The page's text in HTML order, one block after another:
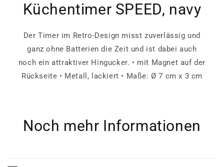
Küchentimer SPEED, navy
Der Timer im Retro-Design misst zuverlässig und
ganz ohne Batterien die Zeit und ist dabei auch
noch ein attraktiver Hingucker. • mit Magnet auf der
Rückseite • Metall, lackiert • Maße: Ø 7 cm x 3 cm
Noch mehr Informationen